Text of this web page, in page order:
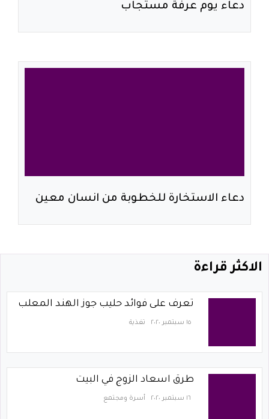
دعاء يوم عرفة مستجاب
دعاء الاستخارة للخطوبة من انسان معين
الاكثر قراءة
تعرف على فوائد حليب جوز الهند المعلب
١٥ سبتمبر ٢٠٢٠ تغذية
طرق اسعاد الزوج في البيت
١٦ سبتمبر ٢٠٢٠ أسرة ومجتمع